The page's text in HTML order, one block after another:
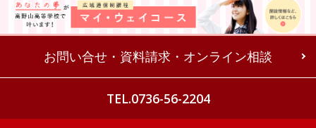
お問い合せ・資料請求・オンライン相談
TEL.0736-56-2204